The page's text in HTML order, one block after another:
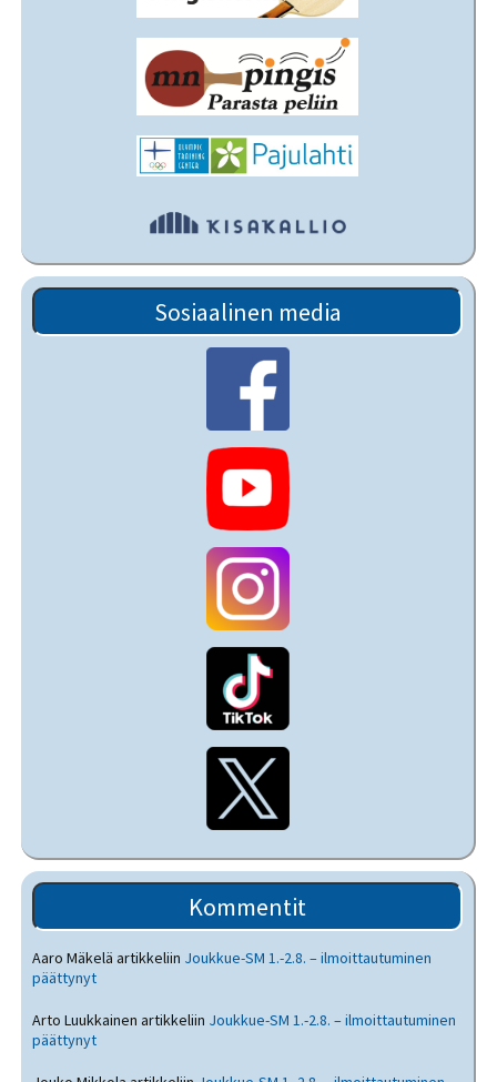
Sosiaalinen media
Kommentit
Aaro Mäkelä artikkeliin Joukkue-SM 1.-2.8. – ilmoittautuminen
päättynyt
Arto Luukkainen artikkeliin Joukkue-SM 1.-2.8. – ilmoittautuminen
päättynyt